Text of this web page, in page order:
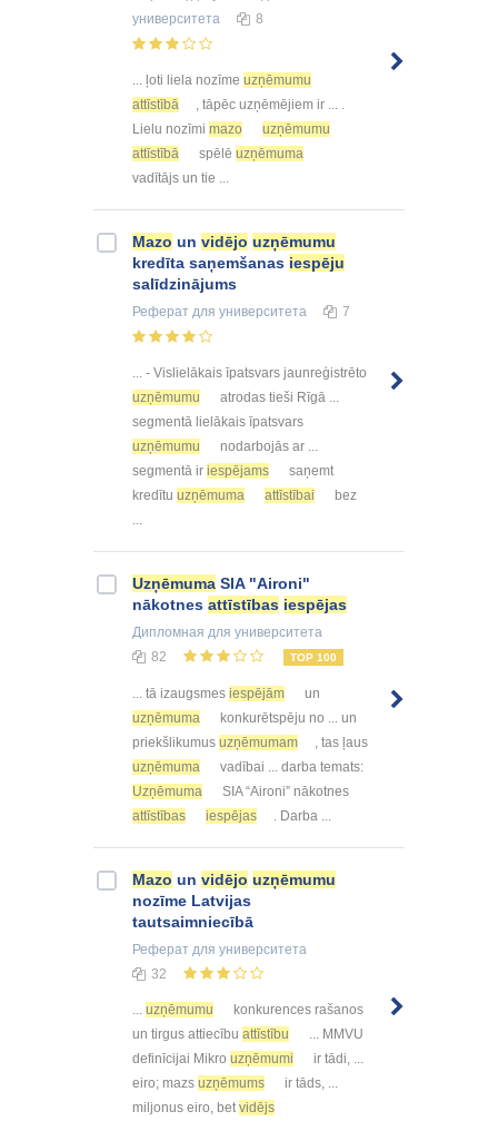
университета
8
... ļoti liela nozīme uzņēmumu
attīstībā
, tāpēc uzņēmējiem ir ... .
Lielu nozīmi mazo
uzņēmumu
attīstībā
spēlē uzņēmuma
vadītājs un tie ...
Mazo un vidējo uzņēmumu
kredīta saņemšanas iespēju
salīdzinājums
Реферат для университета 7
... - Vislielākais īpatsvars jaunreģistrēto
uzņēmumu
atrodas tieši Rīgā ...
segmentā lielākais īpatsvars
uzņēmumu
nodarbojās ar ...
segmentā ir iespējams
saņemt
kredītu uzņēmuma attīstībai
bez
Uzņēmuma SIA "Aironi"
nākotnes attīstības iespējas
Дипломная для университета
82
TOP 100
... tā izaugsmes iespējām
un
uzņēmuma
konkurētspēju no ... un
priekšlikumus uzņēmumam
, tas ļaus
uzņēmuma
vadībai ... darba temats:
Uzņēmuma
SIA “Aironi” nākotnes
attīstības
iespējas . Darba ...
Mazo un vidējo uzņēmumu
nozīme Latvijas
tautsaimniecībā
Реферат для университета
32
... uzņēmumu
konkurences rašanos
un tirgus attiecību attīstību
... MMVU
definīcijai Mikro uzņēmumi
ir tādi, ...
eiro; mazs uzņēmums
ir tāds, ...
miljonus eiro, betvidējs